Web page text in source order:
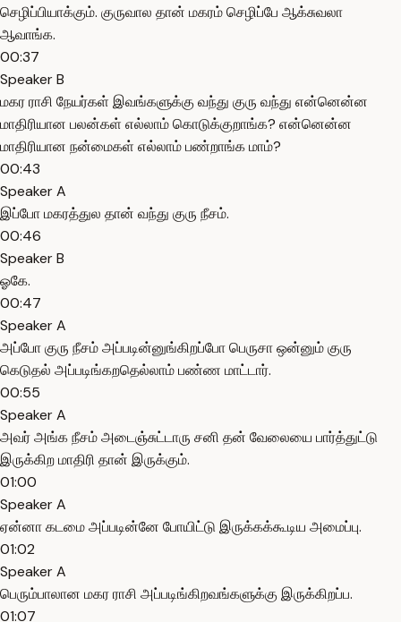
செழிப்பியாக்கும். குருவால தான் மகரம் செழிப்பே ஆக்சுவலா
ஆவாங்க.
00:37
Speaker B
மகர ராசி நேயர்கள் இவங்களுக்கு வந்து குரு வந்து என்னென்ன
மாதிரியான பலன்கள் எல்லாம் கொடுக்குறாங்க? என்னென்ன
மாதிரியான நன்மைகள் எல்லாம் பண்றாங்க மாம்?
00:43
Speaker A
இப்போ மகரத்துல தான் வந்து குரு நீசம்.
00:46
Speaker B
ஓகே.
00:47
Speaker A
அப்போ குரு நீசம் அப்படின்னுங்கிறப்போ பெருசா ஒன்னும் குரு
கெடுதல் அப்படிங்கறதெல்லாம் பண்ண மாட்டார்.
00:55
Speaker A
அவர் அங்க நீசம் அடைஞ்சுட்டாரு சனி தன் வேலையை பார்த்துட்டு
இருக்கிற மாதிரி தான் இருக்கும்.
01:00
Speaker A
ஏன்னா கடமை அப்படின்னே போயிட்டு இருக்கக்கூடிய அமைப்பு.
01:02
Speaker A
பெரும்பாலான மகர ராசி அப்படிங்கிறவங்களுக்கு இருக்கிறப்ப.
01:07